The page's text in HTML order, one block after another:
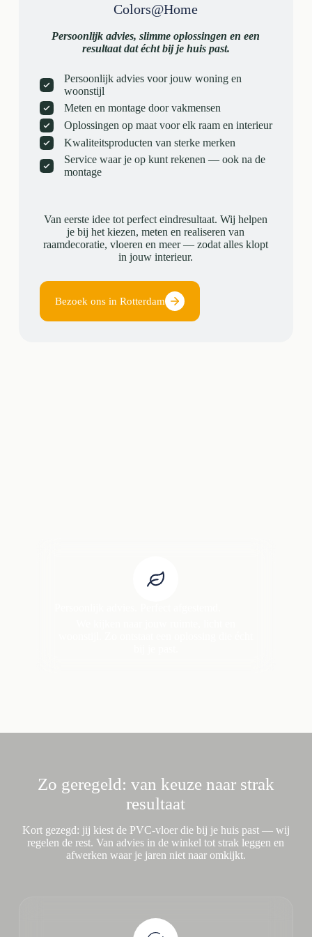
Colors@Home
Persoonlijk advies, slimme oplossingen en een
resultaat dat écht bij je huis past.
Persoonlijk advies voor jouw woning en
woonstijl
Meten en montage door vakmensen
Oplossingen op maat voor elk raam en interieur
Kwaliteitsproducten van sterke merken
Service waar je op kunt rekenen — ook na de
montage
Van eerste idee tot perfect eindresultaat. Wij helpen
je bij het kiezen, meten en realiseren van
raamdecoratie, vloeren en meer — zodat alles klopt
in jouw interieur.
Bezoek ons in Rotterdam
Zo geregeld: van keuze naar strak
resultaat
Kort gezegd: jij kiest de PVC-vloer die bij je huis past — wij
regelen de rest. Van advies in de winkel tot strak leggen en
afwerken waar je jaren niet naar omkijkt.